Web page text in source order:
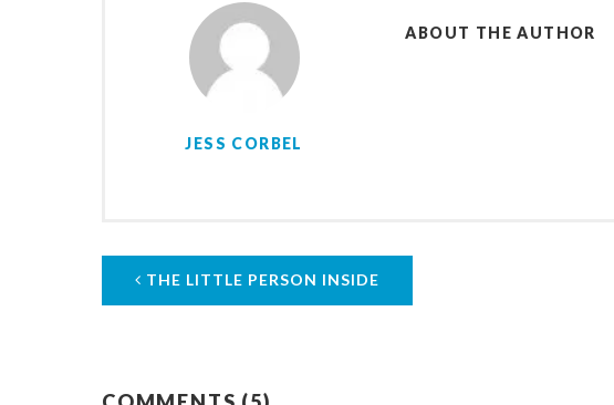
JESS CORBEL
ABOUT THE AUTHOR
THE LITTLE PERSON INSIDE